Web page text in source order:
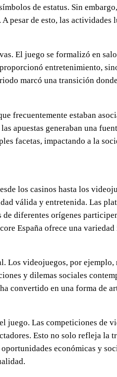
de estatus. Sin
pesar de esto, las actividades
El juego se formalizó en
entretenimiento,
marcó una transición
frecuentemente estaban
apuestas generaban una
facetas, impactando a la
los casinos hasta los
válida y entretenida. Las
diferentes orígenes
España ofrece una
Los videojuegos, por ejemplo,
y dilemas sociales
convertido en una forma de
juego. Las competiciones de
Esto no solo refleja la
económicas y